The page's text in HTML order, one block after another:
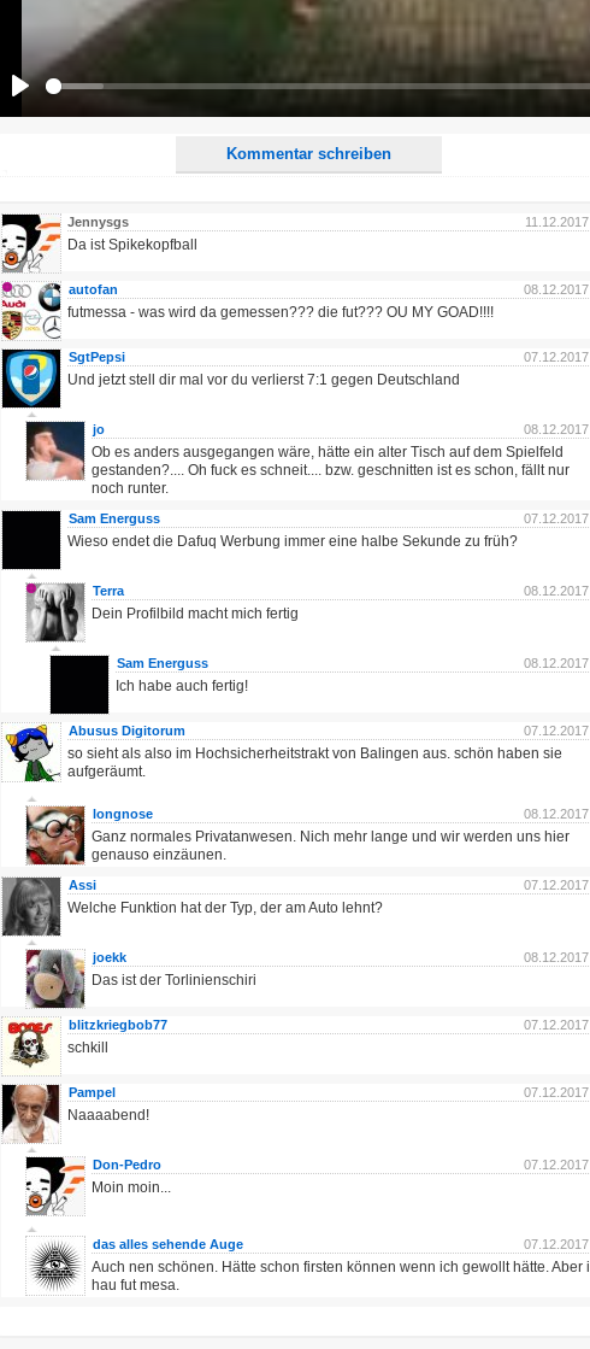
Kommentar schreiben
Alle HTML-Tags außer <br>, <strike> und <i> werden aus Deinem Kommentar entfernt.
URLs werden automatisch umgewandelt. Bitte verwende "www." oder "http://" in URLs
Ich möchte eine E-Mail, wenn zu meinem Kommentar Antworten erscheinen.
Ich möchte eine E-Mail, wenn auf dieser Seite weitere Kommentare erscheinen.
11.12.2017
Jennysgs
Da ist Spikekopfball
08.12.2017
autofan
futmessa - was wird da gemessen??? die fut??? OU MY GOAD!!!!
07.12.2017
SgtPepsi
Und jetzt stell dir mal vor du verlierst 7:1 gegen Deutschland
08.12.2017
jo
Ob es anders ausgegangen wäre, hätte ein alter Tisch auf dem Spielfeld
gestanden?.... Oh fuck es schneit.... bzw. geschnitten ist es schon, fällt nur
noch runter.
07.12.2017
Sam Energuss
Wieso endet die Dafuq Werbung immer eine halbe Sekunde zu früh?
08.12.2017
Terra
Dein Profilbild macht mich fertig
08.12.2017
Sam Energuss
Ich habe auch fertig!
07.12.2017
Abusus Digitorum
so sieht als also im Hochsicherheitstrakt von Balingen aus. schön haben sie
aufgeräumt.
08.12.2017
longnose
Ganz normales Privatanwesen. Nich mehr lange und wir werden uns hier
genauso einzäunen.
07.12.2017
Assi
Welche Funktion hat der Typ, der am Auto lehnt?
08.12.2017
joekk
Das ist der Torlinienschiri
07.12.2017
blitzkriegbob77
schkill
07.12.2017
Pampel
Naaaabend!
07.12.2017
Don-Pedro
Moin moin...
07.12.2017
das alles sehende Auge
Auch nen schönen. Hätte schon firsten können wenn ich gewollt hätte. Aber i
hau fut mesa.